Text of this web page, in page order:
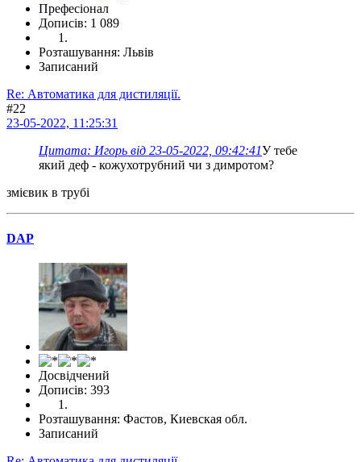
Префесіонал
Дописів: 1 089
Розташування: Львів
Записаний
Re: Автоматика для дистиляції.
#22
23-05-2022, 11:25:31
Цитата: Игорь від 23-05-2022, 09:42:41У тебе
який деф - кожухотрубний чи з димротом?
змієвик в трубі
DAP
Досвідчений
Дописів: 393
Розташування: Фастов, Киевская обл.
Записаний